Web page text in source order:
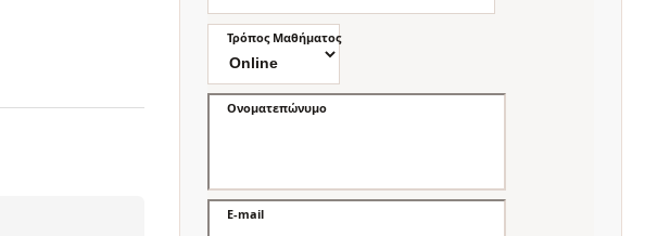
Τρόπος Μαθήματος
Ονοματεπώνυμο
E-mail